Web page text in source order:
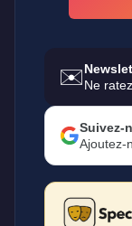
✉️Ne
Suivez-
Ajoutez-